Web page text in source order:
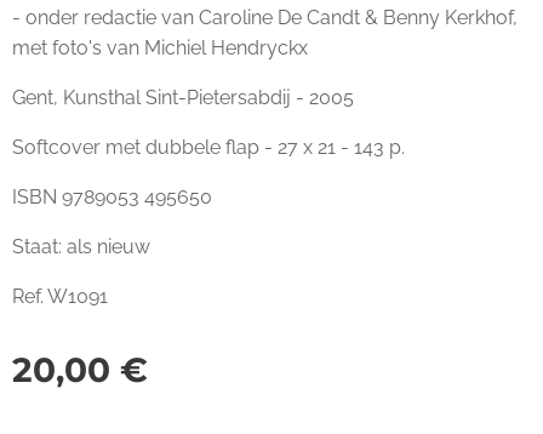
- onder redactie van Caroline De Candt & Benny Kerkhof,
met foto's van Michiel Hendryckx
Gent, Kunsthal Sint-Pietersabdij - 2005
Softcover met dubbele flap - 27 x 21 - 143 p.
ISBN 9789053 495650
Staat: als nieuw
Ref. W1091
20,00 €